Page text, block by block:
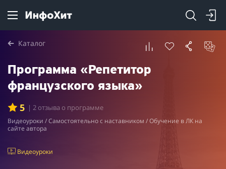
Каталог
Программа «Репетитор
французского языка»
5 | 2 отзыва о программе
Видеоуроки / Самостоятельно с наставником / Обучение в ЛК на
сайте автора
Видеоуроки